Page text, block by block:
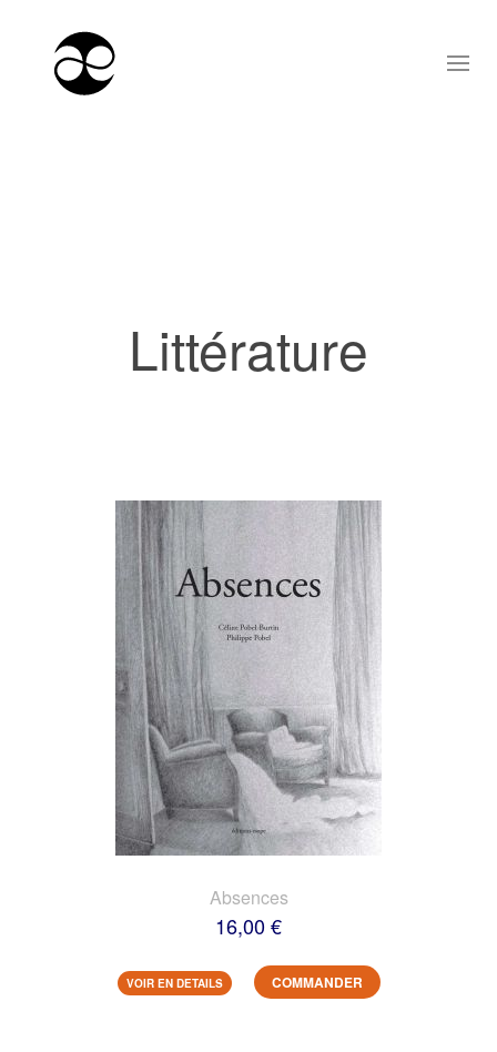
Littérature
Absences
16,00 €
VOIR EN DETAILS COMMANDER